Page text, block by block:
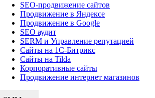
SEO-продвижение сайтов
Продвижение в Яндексе
Продвижение в Google
SEO аудит
SERM и Управление репутацией
Сайты на 1С-Битрикс
Сайты на Tilda
Корпоративные сайты
Продвижение интернет магазинов